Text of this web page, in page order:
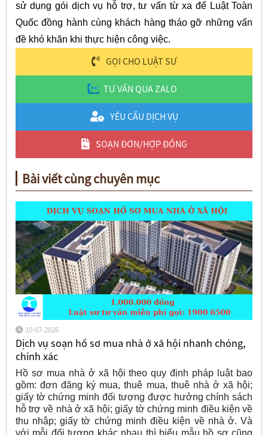
sử dụng gói dịch vụ hỗ trợ, tư vấn từ xa để Luật Toàn
Quốc đồng hành cùng khách hàng tháo gỡ những vấn
đề khó khăn khi thực hiện công việc.
GỌI CHO LUẬT SƯ
TƯ VẤN QUA ZALO
YÊU CẦU DỊCH VỤ
SOẠN ĐƠN/HỢP ĐỒNG
Bài viết cùng chuyên mục
10-07-2026
Dịch vụ soạn hồ sơ mua nhà ở xã hội nhanh chóng,
chính xác
Hồ sơ mua nhà ở xã hội theo quy định pháp luật bao
gồm: đơn đăng ký mua, thuê mua, thuê nhà ở xã hội;
giấy tờ chứng minh đối tượng được hưởng chính sách
hỗ trợ về nhà ở xã hội; giấy tờ chứng minh điều kiện về
thu nhập; giấy tờ chứng minh điều kiện về nhà ở. Và
với mỗi đối tượng khác nhau thì biểu mẫu hồ sơ cũng